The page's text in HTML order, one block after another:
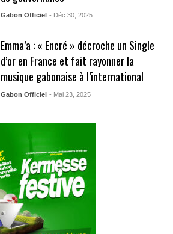
Gabon Officiel - Déc 30, 2025
Emma’a : « Encré » décroche un Single
d’or en France et fait rayonner la
musique gabonaise à l’international
Gabon Officiel - Mai 23, 2025